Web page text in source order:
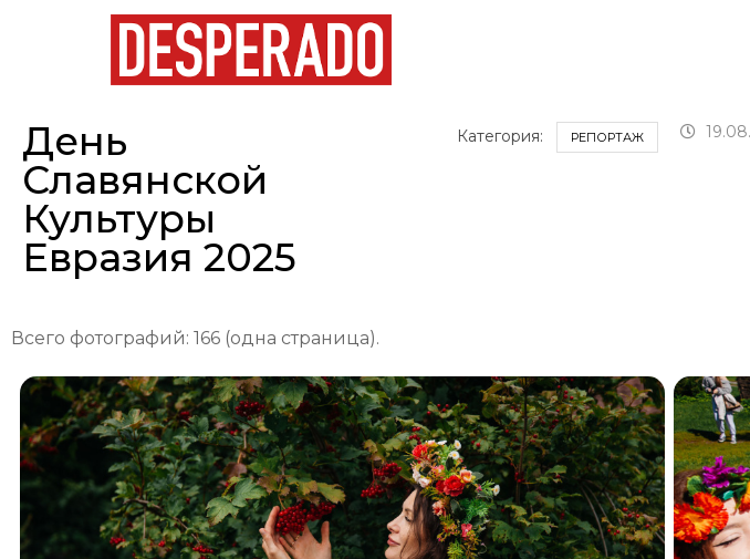
День
Славянской
Культуры
Евразия 2025
Категория: РЕПОРТАЖ
Всего фотографий: 166 (одна страница).